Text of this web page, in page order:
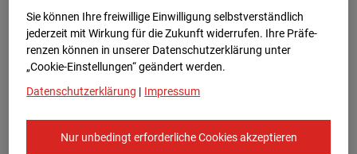
Europe/Berlin
Sie können Ihre freiwillige Einwilligung selbstverständlich
jederzeit mit Wirkung für die Zukunft widerrufen. Ihre Prä­fe­
renzen können in unserer Datenschutzerklärung unter
„Cookie-Einstellungen“ geändert werden.
Datenschutzerklärung | Impressum
Nur unbedingt erforderliche Cookies akzeptieren